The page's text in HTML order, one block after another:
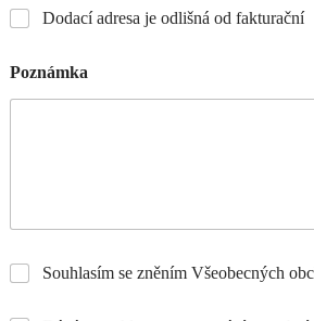
Dodací adresa je odlišná od fakturační
Poznámka
Souhlasím se zněním Všeobecných